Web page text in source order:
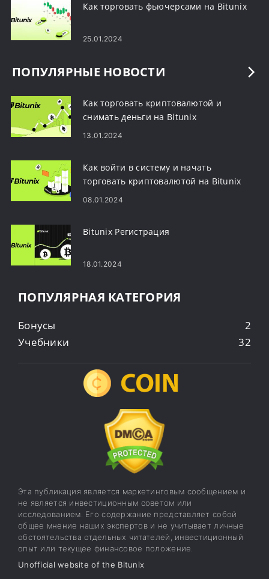
Как торговать фьючерсами на Bitunix
25.01.2024
ПОПУЛЯРНЫЕ НОВОСТИ
Как торговать криптовалютой и
снимать деньги на Bitunix
13.01.2024
Как войти в систему и начать
торговать криптовалютой на Bitunix
08.01.2024
Bitunix Регистрация
18.01.2024
ПОПУЛЯРНАЯ КАТЕГОРИЯ
Бонусы
2
Учебники
32
Эта публикация является маркетинговым сообщением и
не является инвестиционным советом или
исследованием. Его содержание представляет собой
общее мнение наших экспертов и не учитывает личные
обстоятельства отдельных читателей, инвестиционный
опыт или текущее финансовое положение.
Unofficial website of the Bitunix